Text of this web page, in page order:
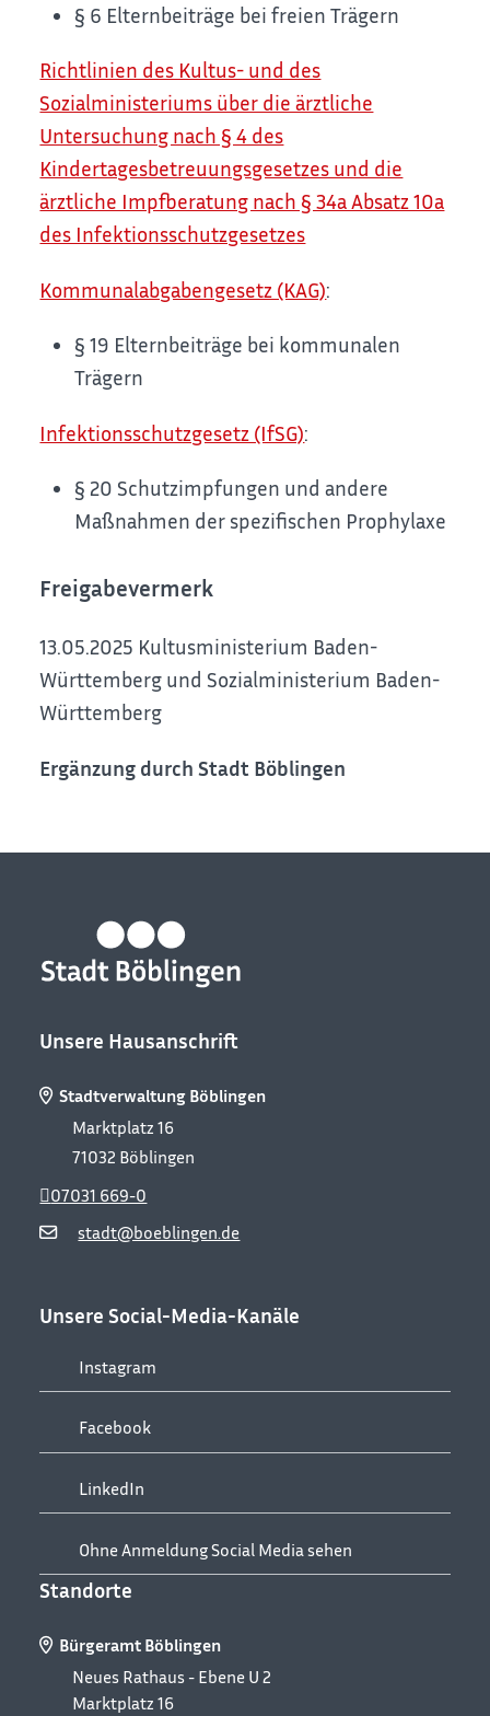
§ 6 Elternbeiträge bei freien Trägern
Richtlinien des Kultus- und des
Sozialministeriums über die ärztliche
Untersuchung nach § 4 des
Kindertagesbetreuungsgesetzes und die
ärztliche Impfberatung nach § 34a Absatz 10a
des Infektionsschutzgesetzes
Kommunalabgabengesetz (KAG):
§ 19 Elternbeiträge bei kommunalen
Trägern
Infektionsschutzgesetz (IfSG):
§ 20 Schutzimpfungen und andere
Maßnahmen der spezifischen Prophylaxe
Freigabevermerk
13.05.2025 Kultusministerium Baden-
Württemberg und Sozialministerium Baden-
Württemberg
Ergänzung durch Stadt Böblingen
Unsere Hausanschrift
Stadtverwaltung Böblingen
Marktplatz 16
71032 Böblingen
stadt@boeblingen.de
07031 669-0
Unsere Social-Media-Kanäle
Instagram
Facebook
LinkedIn
Ohne Anmeldung Social Media sehen
Standorte
Bürgeramt Böblingen
Neues Rathaus - Ebene U 2
Marktplatz 16